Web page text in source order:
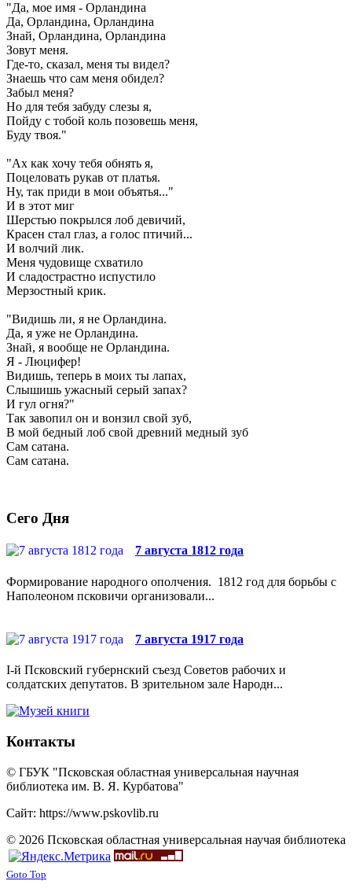
"Да, мое имя - Орландина
Да, Орландина, Орландина
Знай, Орландина, Орландина
Зовут меня.
Где-то, сказал, меня ты видел?
Знаешь что сам меня обидел?
Забыл меня?
Но для тебя забуду слезы я,
Пойду с тобой коль позовешь меня,
Буду твоя."
"Ах как хочу тебя обнять я,
Поцеловать рукав от платья.
Ну, так приди в мои объятья..."
И в этот миг
Шерстью покрылся лоб девичий,
Красен стал глаз, а голос птичий...
И волчий лик.
Меня чудовище схватило
И сладострастно испустило
Мерзостный крик.
"Видишь ли, я не Орландина.
Да, я уже не Орландина.
Знай, я вообще не Орландина.
Я - Люцифер!
Видишь, теперь в моих ты лапах,
Слышишь ужасный серый запах?
И гул огня?"
Так завопил он и вонзил свой зуб,
В мой бедный лоб свой древний медный зуб
Сам сатана.
Сам сатана.
Сего Дня
7 августа 1812 года
Формирование народного ополчения. 1812 год для борьбы с
Наполеоном псковичи организовали...
7 августа 1917 года
I-й Псковский губернский съезд Советов рабочих и
солдатских депутатов. В зрительном зале Народн...
Контакты
© ГБУК "Псковская областная универсальная научная
библиотека им. В. Я. Курбатова"
Сайт: https://www.pskovlib.ru
© 2026 Псковская областная универсальная научая библиотека
Goto Top